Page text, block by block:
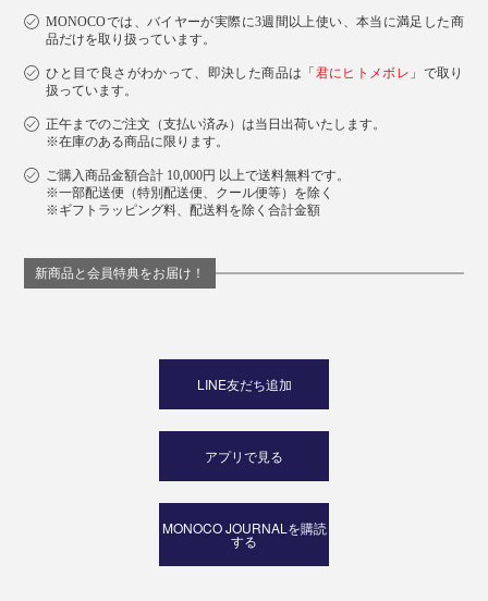
MONOCOでは、バイヤーが実際に3週間以上使い、本当に満足した商
品だけを取り扱っています。
ひと目で良さがわかって、即決した商品は「君にヒトメボレ 」で取り
扱っています。
正午までのご注文（支払い済み）は当日出荷いたします。
※在庫のある商品に限ります。
ご購入商品金額合計 10,000円 以上で送料無料です。
※一部配送便（特別配送便、クール便等）を除く
※ギフトラッピング料、配送料を除く合計金額
新商品と会員特典をお届け！
LINE友だち追加
アプリで見る
MONOCO JOURNALを購読
する